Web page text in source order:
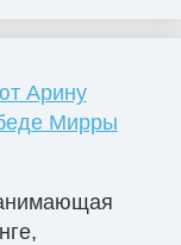
Арину
Мирры